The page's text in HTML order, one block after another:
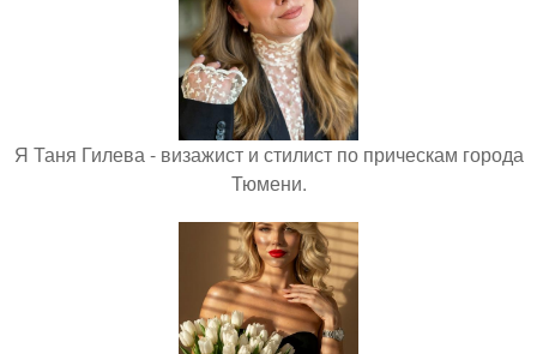
Я Таня Гилева - визажист и стилист по прическам города
Тюмени.